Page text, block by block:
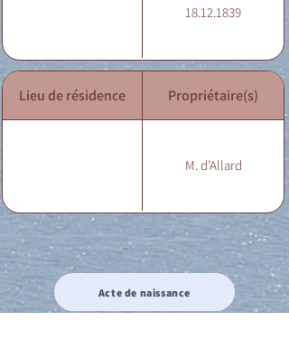
18.12.1839
Lieu de résidence Propriétaire(s)
M. d’Allard
Acte de naissance